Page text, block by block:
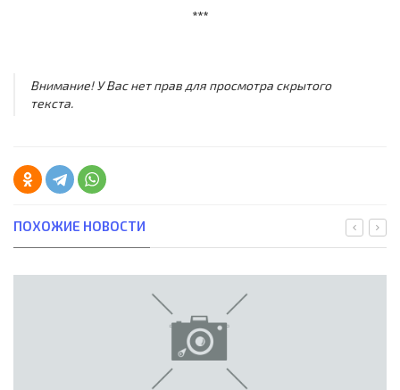
***
Внимание! У Вас нет прав для просмотра скрытого
текста.
ПОХОЖИЕ НОВОСТИ